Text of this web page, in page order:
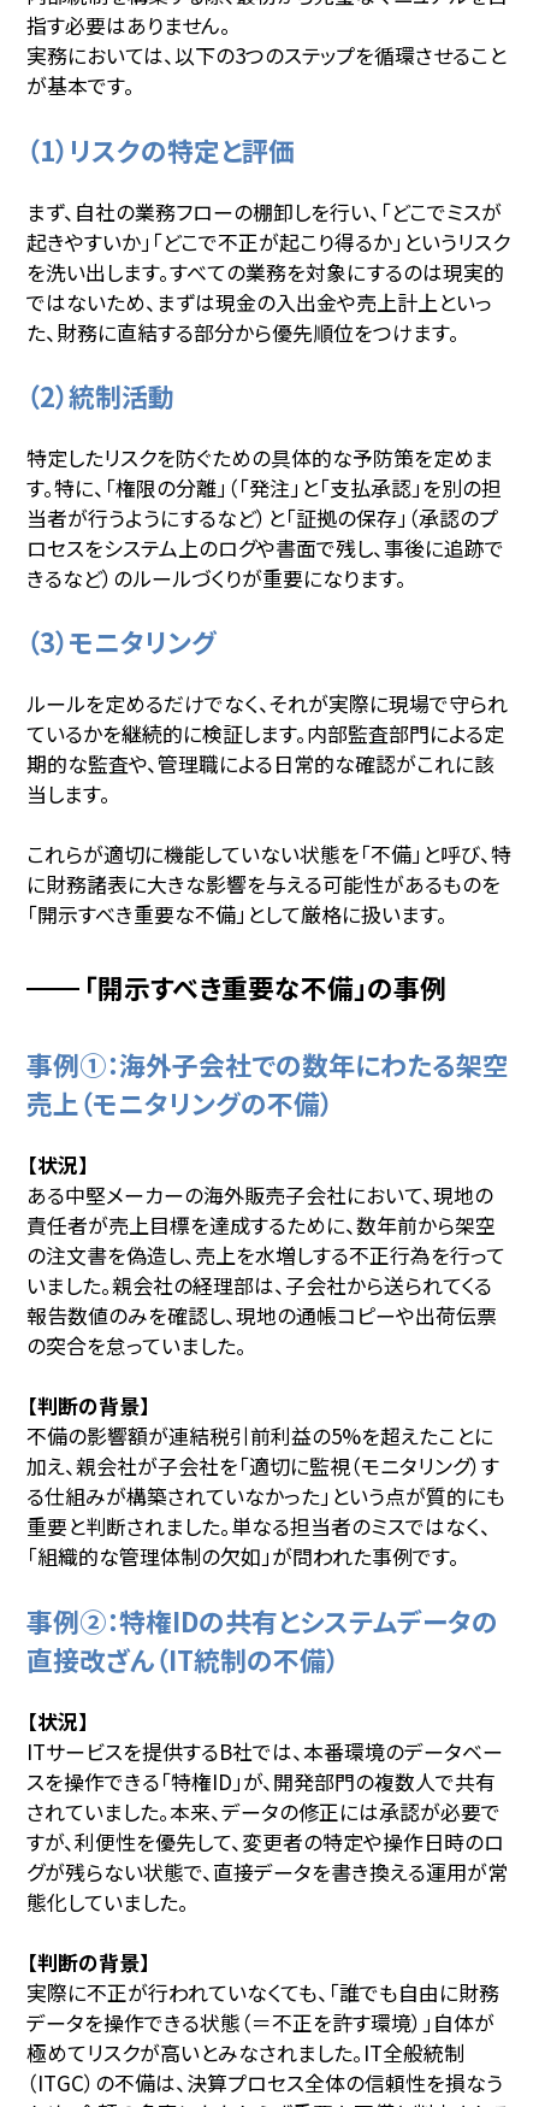
指す必要はありません。
実務においては、以下の3つのステップを循環させること
が基本です。
（1）リスクの特定と評価
まず、自社の業務フローの棚卸しを行い、「どこでミスが
起きやすいか」「どこで不正が起こり得るか」というリスク
を洗い出します。すべての業務を対象にするのは現実的
ではないため、まずは現金の入出金や売上計上といっ
た、財務に直結する部分から優先順位をつけます。
（2）統制活動
特定したリスクを防ぐための具体的な予防策を定めま
す。特に、「権限の分離」（「発注」と「支払承認」を別の担
当者が行うようにするなど）と「証拠の保存」（承認のプ
ロセスをシステム上のログや書面で残し、事後に追跡で
きるなど）のルールづくりが重要になります。
（3）モニタリング
ルールを定めるだけでなく、それが実際に現場で守られ
ているかを継続的に検証します。内部監査部門による定
期的な監査や、管理職による日常的な確認がこれに該
当します。
これらが適切に機能していない状態を「不備」と呼び、特
に財務諸表に大きな影響を与える可能性があるものを
「開示すべき重要な不備」として厳格に扱います。
「開示すべき重要な不備」の事例
事例①：海外子会社での数年にわたる架空
売上（モニタリングの不備）
【状況】
ある中堅メーカーの海外販売子会社において、現地の
責任者が売上目標を達成するために、数年前から架空
の注文書を偽造し、売上を水増しする不正行為を行って
いました。親会社の経理部は、子会社から送られてくる
報告数値のみを確認し、現地の通帳コピーや出荷伝票
の突合を怠っていました。
【判断の背景】
不備の影響額が連結税引前利益の5%を超えたことに
加え、親会社が子会社を「適切に監視（モニタリング）す
る仕組みが構築されていなかった」という点が質的にも
重要と判断されました。単なる担当者のミスではなく、
「組織的な管理体制の欠如」が問われた事例です。
事例②：特権IDの共有とシステムデータの
直接改ざん（IT統制の不備）
【状況】
ITサービスを提供するB社では、本番環境のデータベー
スを操作できる「特権ID」が、開発部門の複数人で共有
されていました。本来、データの修正には承認が必要で
すが、利便性を優先して、変更者の特定や操作日時のロ
グが残らない状態で、直接データを書き換える運用が常
態化していました。
【判断の背景】
実際に不正が行われていなくても、「誰でも自由に財務
データを操作できる状態（＝不正を許す環境）」自体が
極めてリスクが高いとみなされました。IT全般統制
（ITGC）の不備は、決算プロセス全体の信頼性を損なう